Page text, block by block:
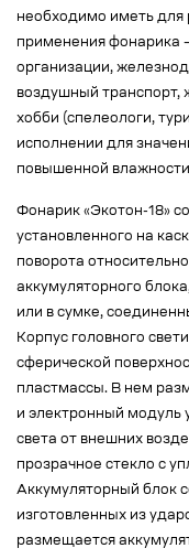
необходимо иметь для
применения фонарика
организации,
воздушный транспорт,
хобби (спелеологи,
исполнении для
повышенной
Фонарик «Экотон-18»
установленного на
поворота
аккумуляторного
или в сумке,
Корпус головного
сферической
пластмассы. В нем
и электронный модуль
света от внешних
прозрачное стекло с
Аккумуляторный блок
изготовленных из
размещается